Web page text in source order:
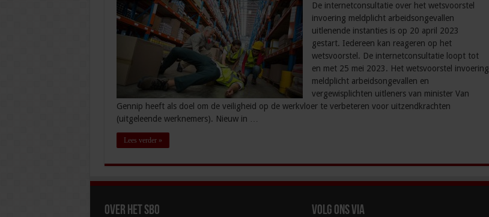
De internetconsultatie over het wetsvoorstel
invoering meldplicht arbeidsongevallen
uitlenende instanties is op 20 april 2023
gestart. Iedereen kan reageren op het
wetsvoorstel. De internetconsultatie loopt tot
en met 25 mei 2023. Het wetsvoorstel invoering
meldplicht arbeidsongevallen en
vergewisplichten uitleners van minister Van
Gennip heeft als doel om de veiligheid op de werkvloer te verbeteren voor uitzendkrachten
(uitgeleende werknemers). Nieuw in …
Lees verder »
Over het SBO Volg ons via